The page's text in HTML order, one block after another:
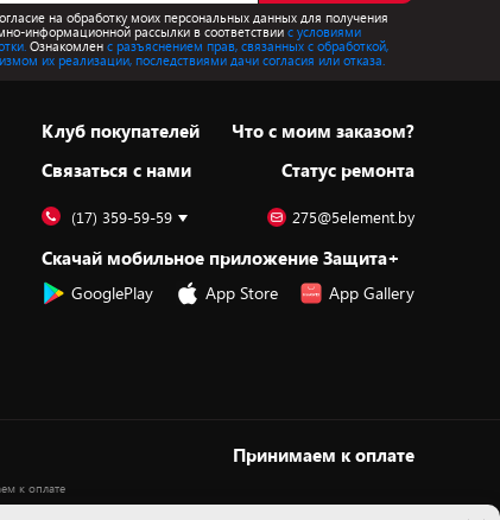
на обработку моих персональных данных для получения
информационной рассылки в соответствиис условиями
Ознакомлен с разъяснением прав, связанных с обработкой,
их реализации, последствиями дачи согласия или отказа.
Клуб покупателей
Cвязаться с нами
Что с моим заказом?
Статус ремонта
(17) 359-59-59 275@5element.by
Скачай мобильное приложение Защита+
GooglePlay App Store App Gallery
Принимаем к оплате